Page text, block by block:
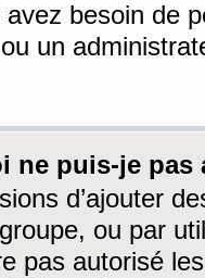
besoin de
un
ne puis-je
d’ajouter
ou par
pas autorisé